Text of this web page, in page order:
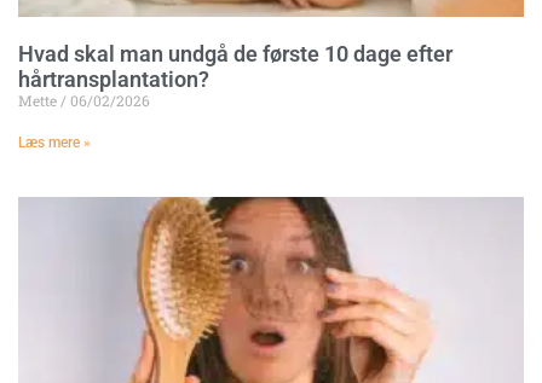
Hvad skal man undgå de første 10 dage efter
hårtransplantation?
Mette 06/02/2026
Læs mere »